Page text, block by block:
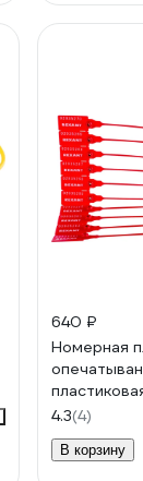
640 ₽
Номерная
красная 50
4.3(4)
В корзину